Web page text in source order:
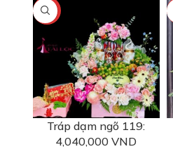
-10%
Tráp dạm ngõ 119:
4,040,000 VND